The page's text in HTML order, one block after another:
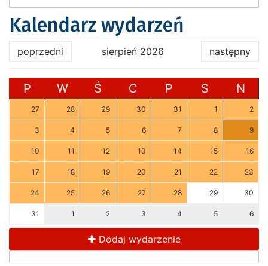
Kalendarz wydarzeń
poprzedni sierpień 2026 następny
P W Ś C P S N
27 28 29 30 31 1 2
3 4 5 6 7 8 9
10 11 12 13 14 15 16
17 18 19 20 21 22 23
24 25 26 27 28 29 30
31 1 2 3 4 5 6
Dodaj wydarzenie